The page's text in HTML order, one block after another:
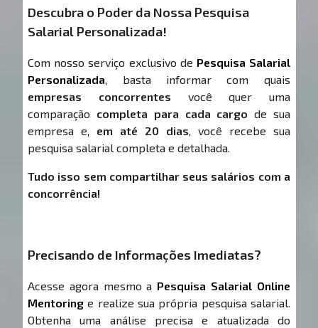
Descubra o Poder da Nossa Pesquisa
Salarial Personalizada!
Com nosso serviço exclusivo de Pesquisa Salarial
Personalizada, basta informar com quais
empresas concorrentes você quer uma
comparação completa para cada cargo de sua
empresa e, em até 20 dias, você recebe sua
pesquisa salarial completa e detalhada.
Tudo isso sem compartilhar seus salários com a
concorrência!
Precisando de Informações Imediatas?
Acesse agora mesmo a Pesquisa Salarial Online
Mentoring e realize sua própria pesquisa salarial.
Obtenha uma análise precisa e atualizada do